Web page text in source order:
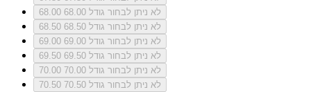
68.00
לא ניתן לבחור גודל 68.00
68.50
לא ניתן לבחור גודל 68.50
69.00
לא ניתן לבחור גודל 69.00
69.50
לא ניתן לבחור גודל 69.50
70.00
לא ניתן לבחור גודל 70.00
70.50
לא ניתן לבחור גודל 70.50